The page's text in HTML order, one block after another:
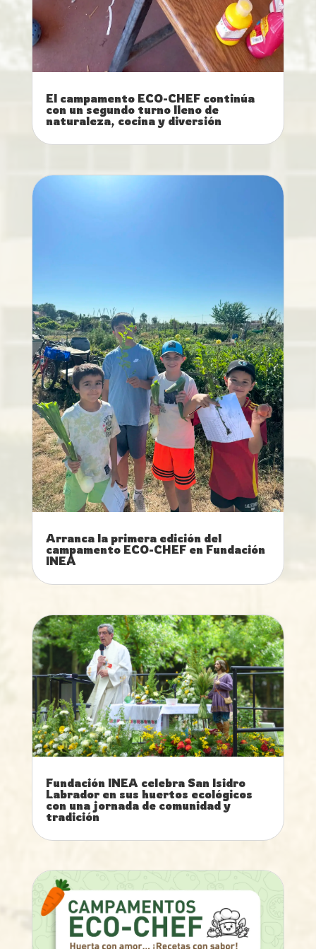
El campamento ECO-CHEF continúa
con un segundo turno lleno de
naturaleza, cocina y diversión
Arranca la primera edición del
campamento ECO-CHEF en Fundación
INEA
Fundación INEA celebra San Isidro
Labrador en sus huertos ecológicos
con una jornada de comunidad y
tradición